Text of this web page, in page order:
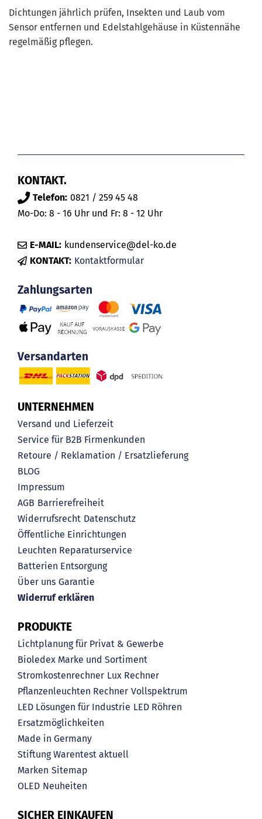
Dichtungen jährlich prüfen, Insekten und Laub vom
Sensor entfernen und Edelstahlgehäuse in Küstennähe
regelmäßig pflegen.
KONTAKT.
Telefon: 0821 / 259 45 48
Mo-Do: 8 - 16 Uhr und Fr: 8 - 12 Uhr
E-MAIL: kundenservice@del-ko.de
KONTAKT: Kontaktformular
Zahlungsarten
Versandarten
UNTERNEHMEN
Versand und Lieferzeit
Service für B2B Firmenkunden
Retoure / Reklamation / Ersatzlieferung
BLOG
Impressum
AGB Barrierefreiheit
Widerrufsrecht Datenschutz
Öffentliche Einrichtungen
Leuchten Reparaturservice
Batterien Entsorgung
Über uns Garantie
Widerruf erklären
PRODUKTE
Lichtplanung für Privat & Gewerbe
Bioledex Marke und Sortiment
Stromkostenrechner Lux Rechner
Pflanzenleuchten Rechner Vollspektrum
LED Lösungen für Industrie LED Röhren
Ersatzmöglichkeiten
Made in Germany
Stiftung Warentest aktuell
Marken Sitemap
OLED Neuheiten
SICHER EINKAUFEN